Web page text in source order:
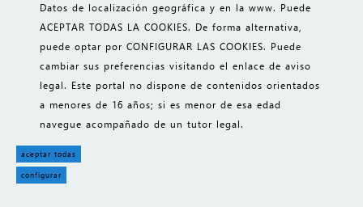
Datos de localización geográfica y en la www. Puede
ACEPTAR TODAS LA COOKIES. De forma alternativa,
puede optar por CONFIGURAR LAS COOKIES. Puede
cambiar sus preferencias visitando el enlace de aviso
legal. Este portal no dispone de contenidos orientados
a menores de 16 años; si es menor de esa edad
navegue acompañado de un tutor legal.
aceptar todas
configurar
CONTACTO
INFO LEGAL
fotos Pexels|| iconos 8
gestión de cookies
SHOP || TPV || CRM || MIS || ARMORsystem